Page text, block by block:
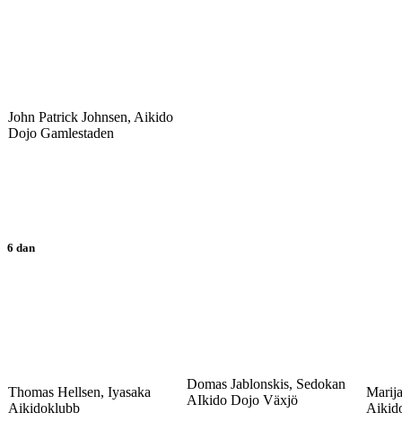
John Patrick Johnsen, Aikido
Dojo Gamlestaden
6 dan
Thomas Hellsen, Iyasaka
Aikidoklubb
Domas Jablonskis, Sedokan
AIkido Dojo Växjö